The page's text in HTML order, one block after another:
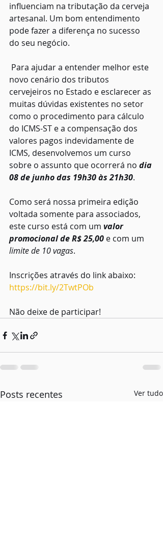
influenciam na tributação da cerveja
artesanal. Um bom entendimento
pode fazer a diferença no sucesso
do seu negócio.
novo cenário dos tributos
cervejeiros no Estado e esclarecer as
muitas dúvidas existentes no setor
como o procedimento para cálculo
do ICMS-ST e a compensação dos
valores pagos indevidamente de
ICMS, desenvolvemos um curso
sobre o assunto que ocorrerá no dia
08 de junho das 19h30 às 21h30.
Como será nossa primeira edição
voltada somente para associados,
este curso está com um valor
promocional de R$ 25,00 e com um
limite de 10 vagas.
Inscrições através do link abaixo:
https://bit.ly/2TwtPOb
Não deixe de participar!
Posts recentes Ver tudo